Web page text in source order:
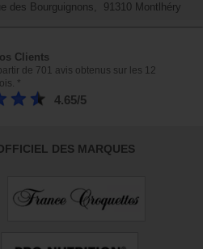
des Bourguignons, 91310 Montlhéry
Clients
de 701 avis obtenus sur les 12
*
4.65/5
DES MARQUES